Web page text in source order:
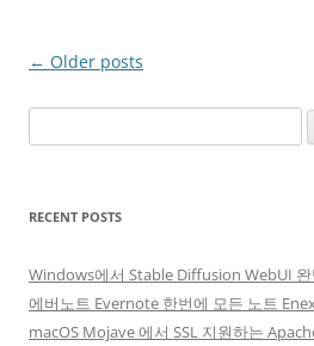
Post
← Older posts
for:
RECENT POSTS
Windows에서 Stable Diffusion WebUI 완
에버노트 Evernote 한번에 모든 노트
macOS Mojave 에서 SSL 지원하는